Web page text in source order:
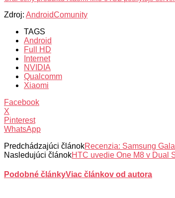
Zdroj: AndroidComunity
TAGS
Android
Full HD
Internet
NVIDIA
Qualcomm
Xiaomi
Facebook
X
Pinterest
WhatsApp
Predchádzajúci článokRecenzia: Samsung
Nasledujúci článokHTC uvedie One M8 v Dual
Podobné článkyViac článkov od autora